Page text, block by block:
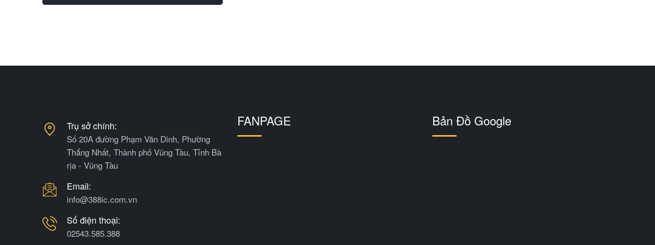
Trụ sở chính:
Số 20A đường Phạm Văn Dinh, Phường
Thắng Nhất, Thành phố Vũng Tàu, Tỉnh Bà
rịa - Vũng Tàu
Email:
info@388ic.com.vn
Số điện thoại:
02543.585.388
FANPAGE Bản Đồ Google